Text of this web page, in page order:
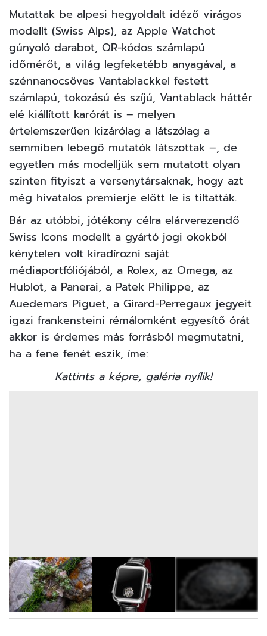
Mutattak be alpesi hegyoldalt idéző virágos
modellt (Swiss Alps), az Apple Watchot
gúnyoló darabot, QR-kódos számlapú
időmérőt, a világ legfeketébb anyagával, a
szénnanocsöves Vantablackkel festett
számlapú, tokozású és szíjú, Vantablack háttér
elé kiállított karórát is – melyen
értelemszerűen kizárólag a látszólag a
semmiben lebegő mutatók látszottak –, de
egyetlen más modelljük sem mutatott olyan
szinten fityiszt a versenytársaknak, hogy azt
még hivatalos premierje előtt le is tiltatták.
Bár az utóbbi, jótékony célra elárverezendő
Swiss Icons modellt a gyártó jogi okokból
kénytelen volt kiradírozni saját
médiaportfóliójából, a Rolex, az Omega, az
Hublot, a Panerai, a Patek Philippe, az
Auedemars Piguet, a Girard-Perregaux jegyeit
igazi frankensteini rémálomként egyesítő órát
akkor is érdemes más forrásból megmutatni,
ha a fene fenét eszik, íme:
Kattints a képre, galéria nyílik!